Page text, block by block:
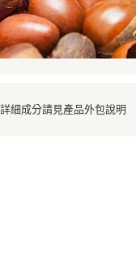
詳細成分請見產品外包說明